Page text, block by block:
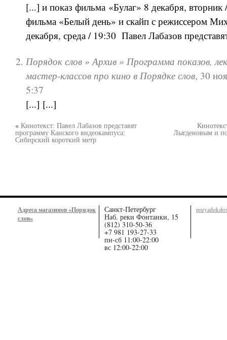
[...] и показ фильма «Булаг» 8 декабря,
фильма «Белый день» и скайп с режиссером
декабря, среда / 19:30 Павел Лабазов
Порядок слов » Архив » Программа показов,
мастер-классов про кино в Порядке слов, 30
5:37
[...] [...]
« Кинотекст: Павел Лабазов представят
программу Канского видеокампуса:
Сибирский короткий метр
Лыгденовым и
Адреса магазинов «Порядок
слов»
Санкт-Петербург
Наб. реки Фонтанки, 15
(812) 310-50-36
+7 981 193-27-33
пн-сб 11:00-22:00
вс 12:00-22:00